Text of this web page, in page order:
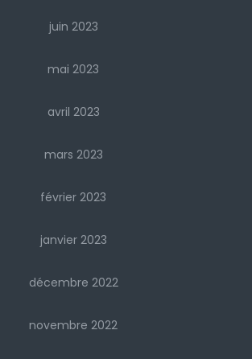
juin 2023
mai 2023
avril 2023
mars 2023
février 2023
janvier 2023
décembre 2022
novembre 2022